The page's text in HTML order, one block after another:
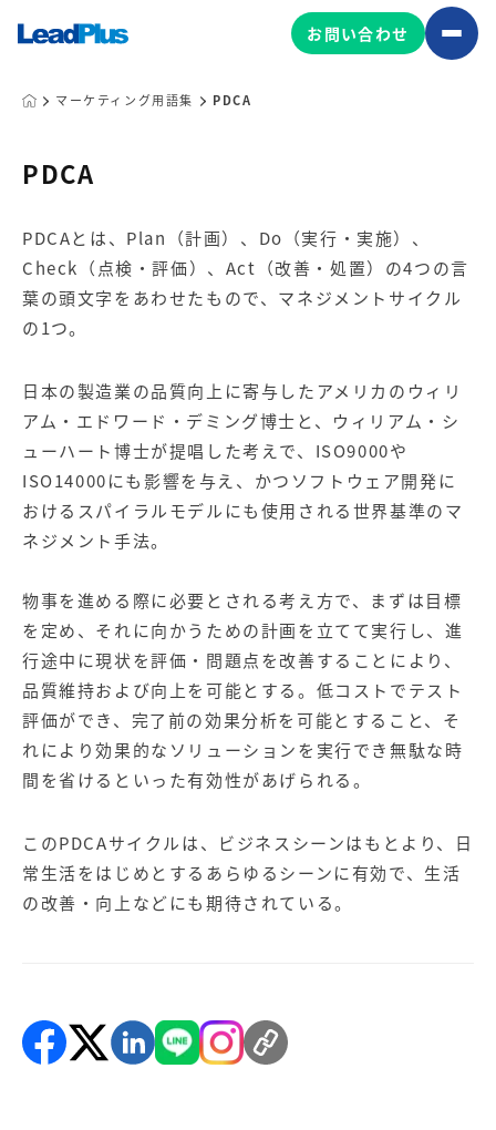
Web制作
マーケティングコンサルティング
コンテンツ制作
マーケティング基盤の製品
Leadplus One
ボード
マーケティングサービスの製品
【店舗型ビジネス向け】エリ
ア
マーケティングサービス
【金融機関向け】マーケティ
ング
【IT企業向け】マーケティン
グ
サービス
SNSアカウント運用代行サー
ビス（LINE）
広告プロモーションの製品
【クリニック向け】新規集患
Web広告サービス
【歯科業界向け】新規集患
Web広告パッケージ
集客Web広告パッケージ
商圏ねらいうちパッケージ 求人パッケージ
お問い合わせ
マーケティング用語集 PDCA
PDCA
PDCAとは、Plan（計画）、Do（実行・実施）、
Check（点検・評価）、Act（改善・処置）の4つの言
葉の頭文字をあわせたもので、マネジメントサイクル
の1つ。
日本の製造業の品質向上に寄与したアメリカのウィリ
アム・エドワード・デミング博士と、ウィリアム・シ
ューハート博士が提唱した考えで、ISO9000や
ISO14000にも影響を与え、かつソフトウェア開発に
おけるスパイラルモデルにも使用される世界基準のマ
ネジメント手法。
物事を進める際に必要とされる考え方で、まずは目標
を定め、それに向かうための計画を立てて実行し、進
行途中に現状を評価・問題点を改善することにより、
品質維持および向上を可能とする。低コストでテスト
評価ができ、完了前の効果分析を可能とすること、そ
れにより効果的なソリューションを実行でき無駄な時
間を省けるといった有効性があげられる。
このPDCAサイクルは、ビジネスシーンはもとより、日
常生活をはじめとするあらゆるシーンに有効で、生活
の改善・向上などにも期待されている。